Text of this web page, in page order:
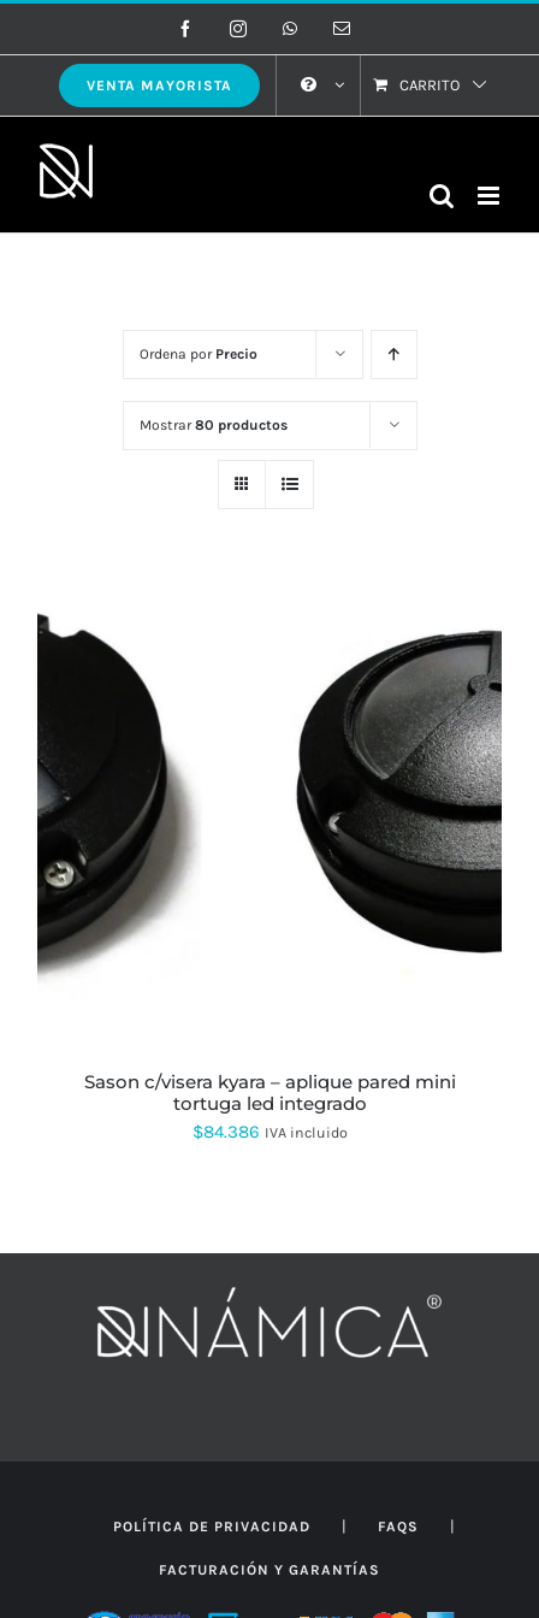
al
contenido
FacebookInstagramWhatsAppCorreo
VENTA MAYORISTA CARRITO
Ordena por Precio
Mostrar80 productos
sason c/visera kyara – aplique pared mini
tortuga led integrado
$84.386 IVA incluido
POLÍTICA DE PRIVACIDAD | FAQS |
FACTURACIÓN Y GARANTÍAS